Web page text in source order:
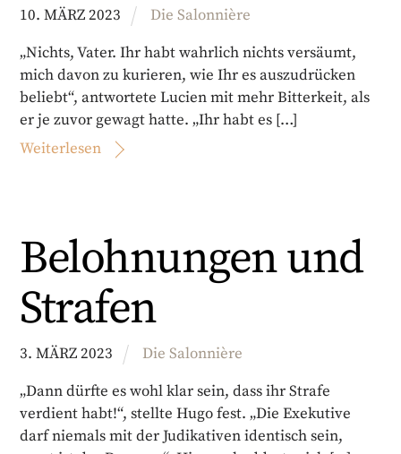
10.MÄRZ 2023
Die Salonnière
„Nichts, Vater. Ihr habt wahrlich nichts versäumt,
mich davon zu kurieren, wie Ihr es auszudrücken
beliebt“, antwortete Lucien mit mehr Bitterkeit, als
er je zuvor gewagt hatte. „Ihr habt es […]
Weiterlesen
Belohnungen und
Strafen
3.MÄRZ 2023
Die Salonnière
„Dann dürfte es wohl klar sein, dass ihr Strafe
verdient habt!“, stellte Hugo fest. „Die Exekutive
darf niemals mit der Judikativen identisch sein,